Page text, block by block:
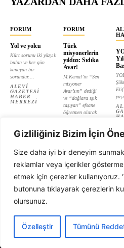
Gizliliğiniz Bizim İçin
Size daha iyi bir deneyim
reklamlar veya içerikler
etmek için çerezler kullanıyoruz.
butonuna tıklayarak çerezlerin
olursunuz.
Özelleştir Tümünü
FORUM
Yol ve yolcu
Kürt sorunu iki yüzyılı
bulan ve her gün
kanayan bir
sorundur....
ALEVI
GAZETESI
HABER
MERKEZI
FORUM
Türk
misyonerlerin
yıldızı: Sıdıka
Avar!
M.Kemal’in “Sen
misyoner
Avar’sın” dediği
ve “dağlara ışık
taşıyan” efsane
öğretmen olarak
ALEVI
GAZETESI
Elif
Alevi